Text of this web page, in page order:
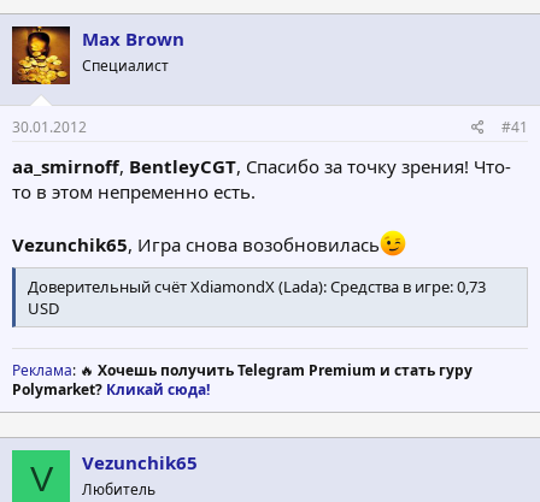
т
о
р
т
е
м
ы
т
а
а
ч
л
а
Max Brown
Специалист
30.01.2012 #41
aa_smirnoff, BentleyCGT, Спасибо за точку зрения! Что-
то в этом непременно есть.
Vezunchik65, Игра снова возобновилась
Доверительный счёт XdiamondX (Lada): Средства в игре: 0,73
USD
Реклама: 🔥 Хочешь получить Telegram Premium и стать гуру
Polymarket? Кликай сюда!
V Vezunchik65
Любитель